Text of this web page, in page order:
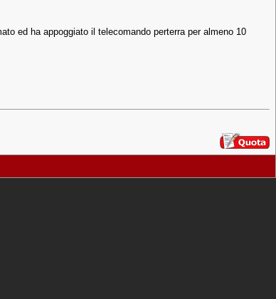
ed ha appoggiato il telecomando perterra per almeno 10